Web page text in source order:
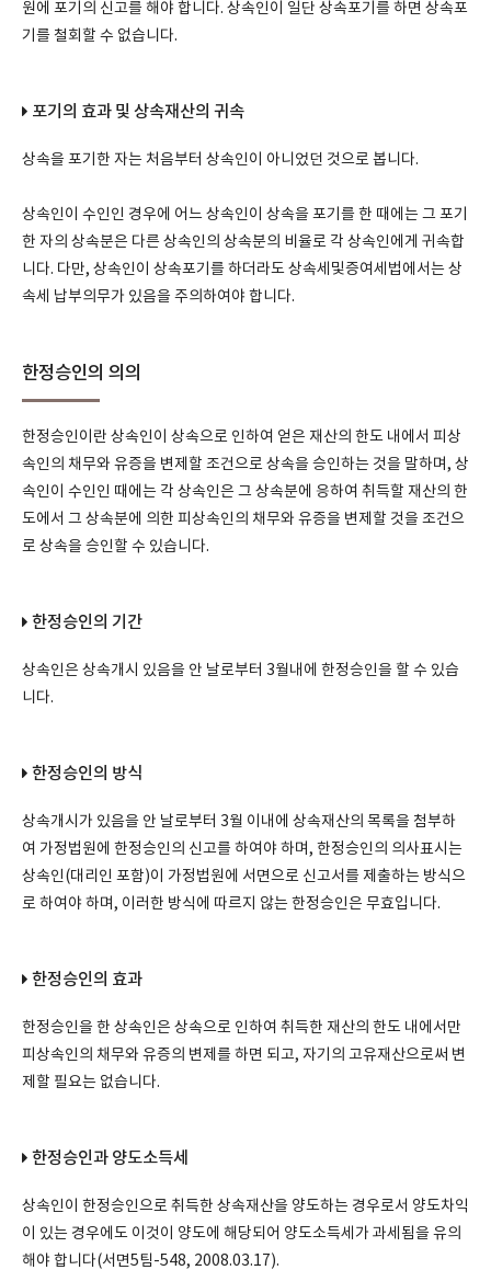
원에 포기의 신고를 해야 합니다. 상속인이 일단 상속포기를 하면 상속포
기를 철회할 수 없습니다.
포기의 효과 및 상속재산의 귀속
상속을 포기한 자는 처음부터 상속인이 아니었던 것으로 봅니다.
상속인이 수인인 경우에 어느 상속인이 상속을 포기를 한 때에는 그 포기
한 자의 상속분은 다른 상속인의 상속분의 비율로 각 상속인에게 귀속합
니다. 다만, 상속인이 상속포기를 하더라도 상속세및증여세법에서는 상
속세 납부의무가 있음을 주의하여야 합니다.
한정승인의 의의
한정승인이란 상속인이 상속으로 인하여 얻은 재산의 한도 내에서 피상
속인의 채무와 유증을 변제할 조건으로 상속을 승인하는 것을 말하며, 상
속인이 수인인 때에는 각 상속인은 그 상속분에 응하여 취득할 재산의 한
도에서 그 상속분에 의한 피상속인의 채무와 유증을 변제할 것을 조건으
로 상속을 승인할 수 있습니다.
한정승인의 기간
상속인은 상속개시 있음을 안 날로부터 3월내에 한정승인을 할 수 있습
니다.
한정승인의 방식
상속개시가 있음을 안 날로부터 3월 이내에 상속재산의 목록을 첨부하
여 가정법원에 한정승인의 신고를 하여야 하며, 한정승인의 의사표시는
상속인(대리인 포함)이 가정법원에 서면으로 신고서를 제출하는 방식으
로 하여야 하며, 이러한 방식에 따르지 않는 한정승인은 무효입니다.
한정승인의 효과
한정승인을 한 상속인은 상속으로 인하여 취득한 재산의 한도 내에서만
피상속인의 채무와 유증의 변제를 하면 되고, 자기의 고유재산으로써 변
제할 필요는 없습니다.
한정승인과 양도소득세
상속인이 한정승인으로 취득한 상속재산을 양도하는 경우로서 양도차익
이 있는 경우에도 이것이 양도에 해당되어 양도소득세가 과세됨을 유의
해야 합니다(서면5팀-548, 2008.03.17).